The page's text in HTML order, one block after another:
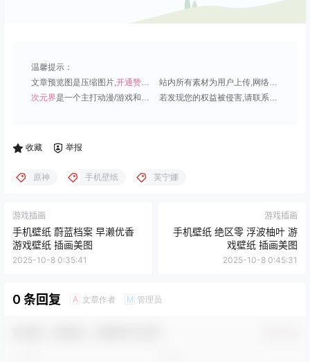
温馨提示：
文章预览图是压缩图片,开通赞助会员 可免费下载超清原图;
站内所有素材为用户上传,网络分享或原创,请勿用于商业用途;
次元界是一个主打动漫/游戏和虚拟偶像角色的插画壁纸平台; 若发现您的权益被侵害,请联系QQ1815919191,我们尽快处理.
收藏 举报
原神 手机壁纸 芙宁娜
游戏插画
手机壁纸 蔚蓝档案 早濑优香
游戏壁纸 插画美图
2025-10-8 0:35:41
游戏插画
手机壁纸 绝区零 浮波柚叶 游
戏壁纸 插画美图
2025-10-8 0:45:31
0 条回复 A 文章作者 M 管理员